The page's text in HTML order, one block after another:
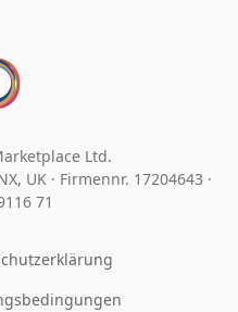
Ltd.
UK · Firmennr. 17204643 ·
71